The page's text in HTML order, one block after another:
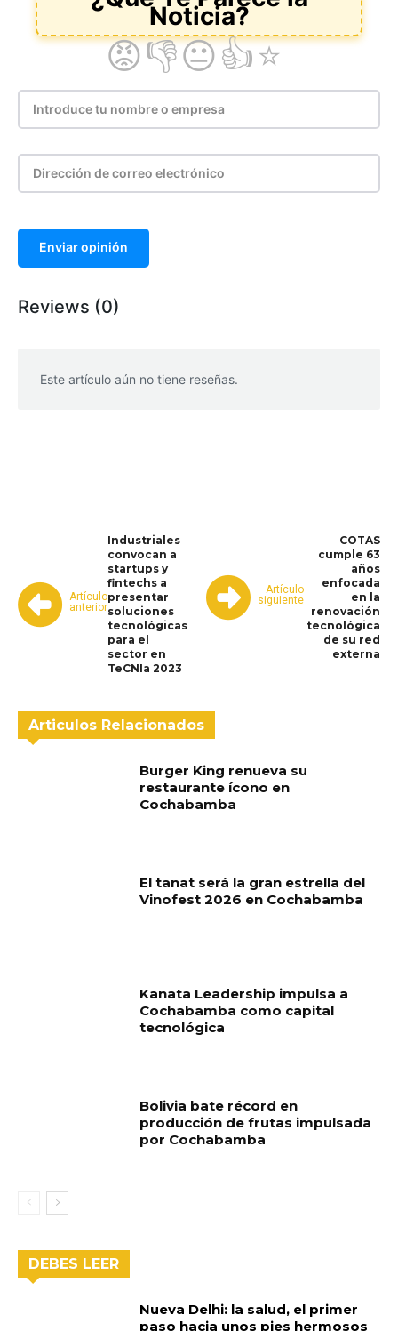
Enviar opinión
Reviews (0)
Este artículo aún no tiene reseñas.
Artículo
anterior
Industriales
convocan a
startups y
fintechs a
presentar
soluciones
tecnológicas
para el
sector en
TeCNIa 2023
Artículo
siguiente
COTAS
cumple 63
años
enfocada
en la
renovación
tecnológica
de su red
externa
Articulos Relacionados
Burger King renueva su
restaurante ícono en
Cochabamba
El tanat será la gran estrella del
Vinofest 2026 en Cochabamba
Kanata Leadership impulsa a
Cochabamba como capital
tecnológica
Bolivia bate récord en
producción de frutas impulsada
por Cochabamba
DEBES LEER
Nueva Delhi: la salud, el primer
paso hacia unos pies hermosos